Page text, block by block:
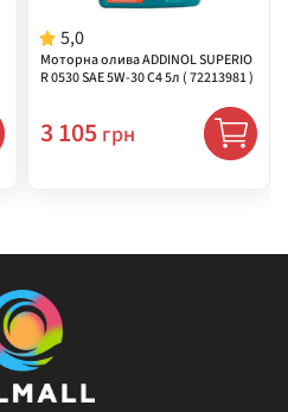
5,0
Моторна олива ADDINOL SUPERIO
R 0530 SAE 5W-30 C4 5л ( 72213981 )
3 105 грн